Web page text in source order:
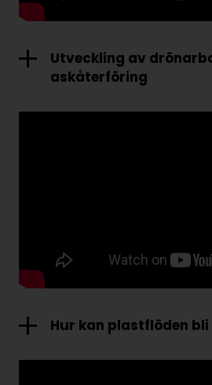
Utveckling av
askåterföring
Hur kan plastflöden